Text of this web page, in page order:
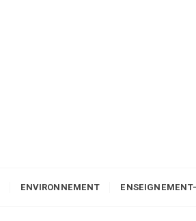
ENVIRONNEMENT